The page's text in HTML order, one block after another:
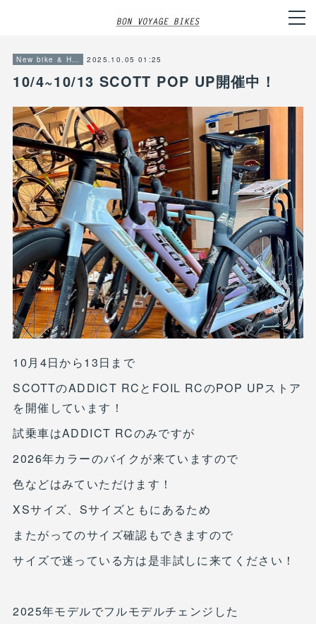
New bike & Hot item info 2025.10.05 01:25
10/4~10/13 SCOTT POP UP開催中！
10月4日から13日まで
SCOTTのADDICT RCとFOIL RCのPOP UPストア
を開催しています！
試乗車はADDICT RCのみですが
2026年カラーのバイクが来ていますので
色などはみていただけます！
XSサイズ、Sサイズともにあるため
またがってのサイズ確認もできますので
サイズで迷っている方は是非試しに来てください！
2025年モデルでフルモデルチェンジした